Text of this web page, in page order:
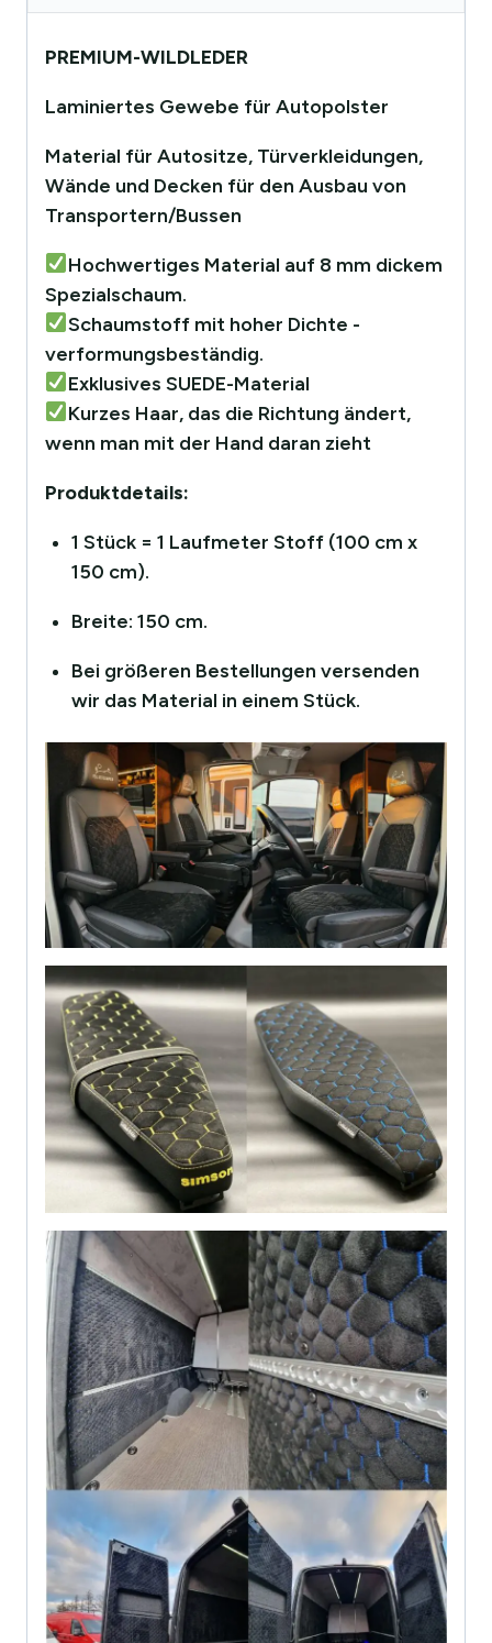
PREMIUM-WILDLEDER
Laminiertes Gewebe für Autopolster
Material für Autositze, Türverkleidungen,
Wände und Decken für den Ausbau von
Transportern/Bussen
Hochwertiges Material auf 8 mm dickem
Spezialschaum.
Schaumstoff mit hoher Dichte -
verformungsbeständig.
Exklusives SUEDE-Material
Kurzes Haar, das die Richtung ändert,
wenn man mit der Hand daran zieht
Produktdetails:
1 Stück = 1 Laufmeter Stoff (100 cm x
150 cm).
Breite: 150 cm.
Bei größeren Bestellungen versenden
wir das Material in einem Stück.